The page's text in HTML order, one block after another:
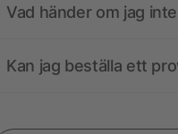
Vad händer om jag
Kan jag beställa ett